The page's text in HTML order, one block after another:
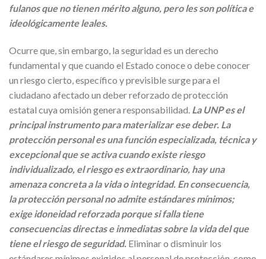
fulanos que no tienen mérito alguno, pero les son política e
ideológicamente leales.
Ocurre que, sin embargo, la seguridad es un derecho
fundamental y que cuando el Estado conoce o debe conocer
un riesgo cierto, específico y previsible surge para el
ciudadano afectado un deber reforzado de protección
estatal cuya omisión genera responsabilidad. La UNP es el
principal instrumento para materializar ese deber. La
protección personal es una función especializada, técnica y
excepcional que se activa cuando existe riesgo
individualizado, el riesgo es extraordinario, hay una
amenaza concreta a la vida o integridad. En consecuencia,
la protección personal no admite estándares mínimos;
exige idoneidad reforzada porque si falla tiene
consecuencias directas e inmediatas sobre la vida del que
tiene el riesgo de seguridad. Eliminar o disminuir los